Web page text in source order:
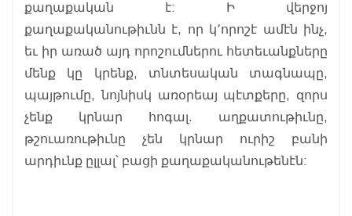
քաղաքական է: Ի վերջոյ
քաղաքականութիւնն է, որ կ՚որոշէ ամէն ինչ,
եւ իր առած այդ որոշումներու հետեւանքները
մենք կը կրենք, տնտեսական տագնապը,
պայթումը, նոյնիսկ առօրեայ պէտքերը, զորս
չենք կրնար հոգալ. աղքատութիւնը,
թշուառութիւնը չեն կրնար ուրիշ բանի
արդիւնք ըլլալ՝ բացի քաղաքականութենէն: